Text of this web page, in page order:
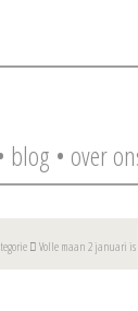
blog • over
Volle maan 2 januari